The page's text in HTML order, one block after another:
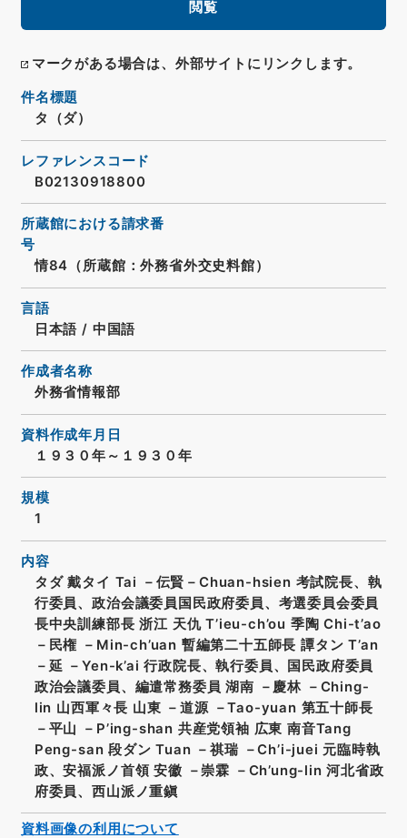
閲覧
マークがある場合は、外部サイトにリンクします。
件名標題
タ（ダ）
レファレンスコード
B02130918800
所蔵館における請求番
号
情84（所蔵館：外務省外交史料館）
言語
日本語 / 中国語
作成者名称
外務省情報部
資料作成年月日
１９３０年～１９３０年
規模
1
内容
タダ 戴タイ Tai －伝賢－Chuan-hsien 考試院長、執
行委員、政治会議委員国民政府委員、考選委員会委員
長中央訓練部長 浙江 天仇 T’ieu-ch’ou 季陶 Chi-t’ao
－民権 －Min-ch’uan 暫編第二十五師長 譚タン T’an
－延 －Yen-k’ai 行政院長、執行委員、国民政府委員
政治会議委員、編遣常務委員 湖南 －慶林 －Ching-
lin 山西軍々長 山東 －道源 －Tao-yuan 第五十師長
－平山 －P’ing-shan 共産党領袖 広東 南音Tang
Peng-san 段ダン Tuan －祺瑞 －Ch’i-juei 元臨時執
政、安福派ノ首領 安徽 －崇霖 －Ch’ung-lin 河北省政
府委員、西山派ノ重鎭
資料画像の利用について